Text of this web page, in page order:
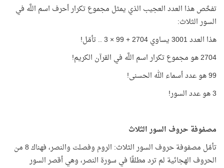
تفحَّص هذا العدد العجيب الذي يمثل مجموع تكرار أحرف اسم اللَّه في
السور الثلاث:
هذا العدد 3001 يساوي 2704 + 99 × 3 .. تأمّل!
2704 هو مجموع تكرار اسم اللَّه في القرآن الكريم!
99 هو عدد أسماء الله الحسنى!
3 هو عدد السور!
مصفوفة حروف السور الثلاث
تأمّل مصفوفة حروف السور الثلاث: الروم وفصلت والنصر، فهناك 8 من
الحروف الهجائية لم ترد مطلقًا في سورة النصر، وهي أقصر السور